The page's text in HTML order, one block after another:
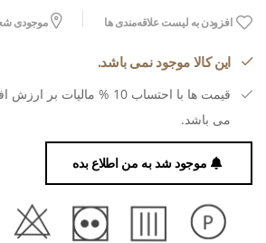
افزودن به لیست علاقه‌مندی ها موجودی
این کالا موجود نمی باشد.
قیمت ها با احتساب 10 % مالیات بر
می باشد.
موجود شد به من اطلاع بده